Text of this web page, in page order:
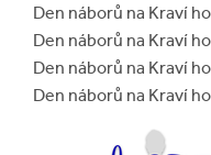
Den náborů na Kraví
Den náborů na Kraví
Den náborů na Kraví
Den náborů na Kraví